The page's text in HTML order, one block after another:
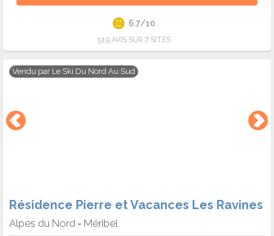
6.7/10
519 AVIS SUR 7 SITES
Vendu par Le Ski Du Nord Au Sud
Résidence Pierre et Vacances Les Ravines
Alpes du Nord - Méribel